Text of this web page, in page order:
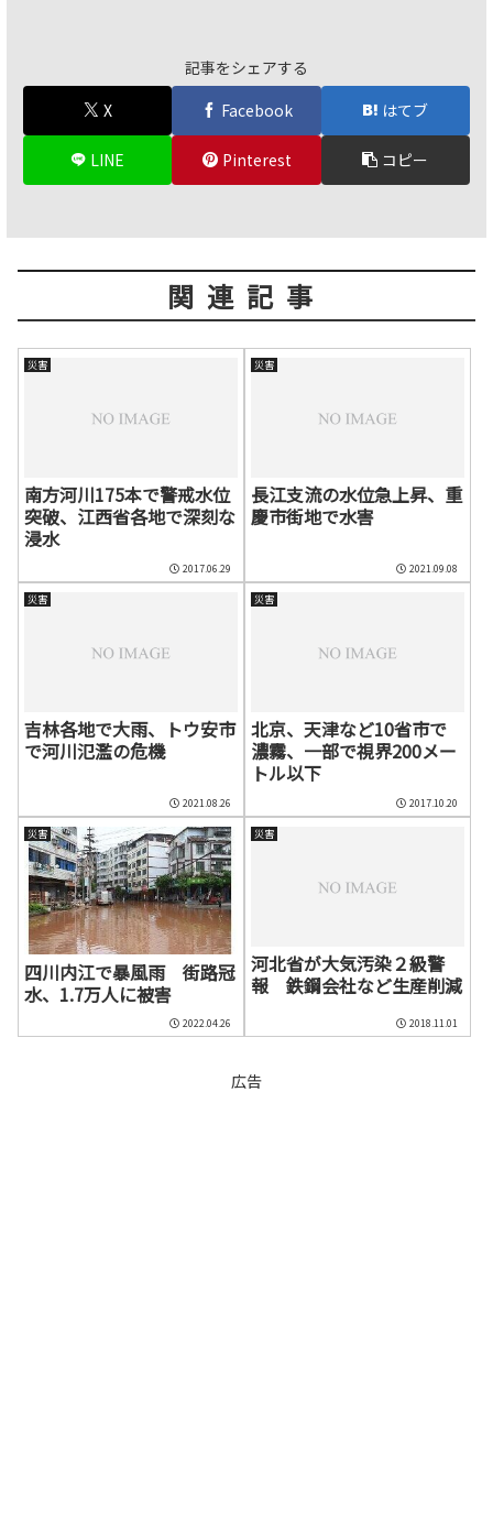
記事をシェアする
X
Facebook はてブ
LINE Pinterest コピー
関連記事
災害
南方河川175本で警戒水位
突破、江西省各地で深刻な
浸水
2017.06.29
災害
長江支流の水位急上昇、重
慶市街地で水害
2021.09.08
災害
吉林各地で大雨、トウ安市
で河川氾濫の危機
2021.08.26
災害
北京、天津など10省市で
濃霧、一部で視界200メー
トル以下
2017.10.20
災害
四川内江で暴風雨 街路冠
水、1.7万人に被害
2022.04.26
災害
河北省が大気汚染２級警
報 鉄鋼会社など生産削減
2018.11.01
広告